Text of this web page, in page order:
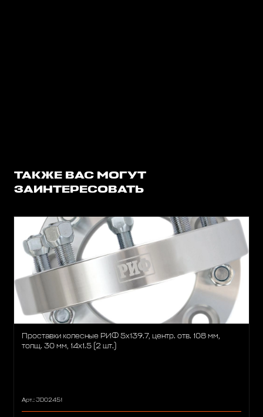
ТАКЖЕ ВАС МОГУТ
ЗАИНТЕРЕСОВАТЬ
Проставки колесные РИФ 5x139.7, центр. отв. 108 мм,
толщ. 30 мм, 14x1.5 (2 шт.)
Арт.: JD02451